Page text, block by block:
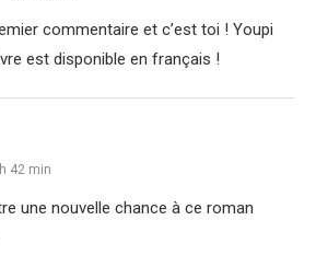
commentaire et c’est toi ! Youpi
est disponible en français !
42 min
une nouvelle chance à ce roman